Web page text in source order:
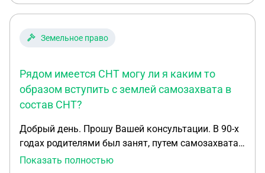
Земельное право
Рядом имеется СНТ могу ли я каким то
образом вступить с землей самозахвата в
состав СНТ?
Добрый день. Прошу Вашей консультации. В 90-х
годах родителями был занят, путем самозахвата
(документов на землю нет) земельный участок в
Показать полностью